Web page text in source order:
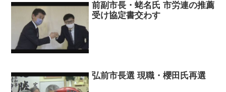
前副市長・蛯名氏 市労連の推薦
受け協定書交わす
弘前市長選 現職・櫻田氏再選